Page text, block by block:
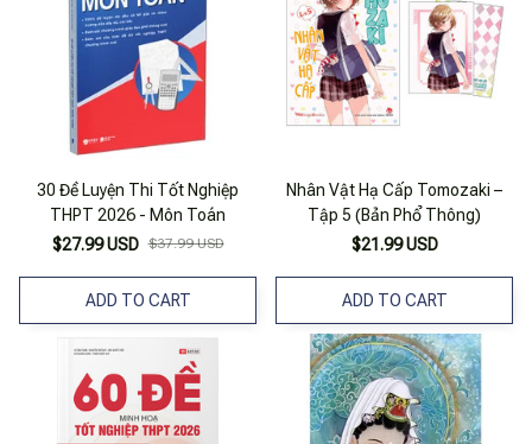
30 Đề Luyện Thi Tốt Nghiệp
THPT 2026 - Môn Toán
$27.99 USD $37.99 USD
ADD TO CART
Nhân Vật Hạ Cấp Tomozaki –
Tập 5 (Bản Phổ Thông)
$21.99 USD
ADD TO CART